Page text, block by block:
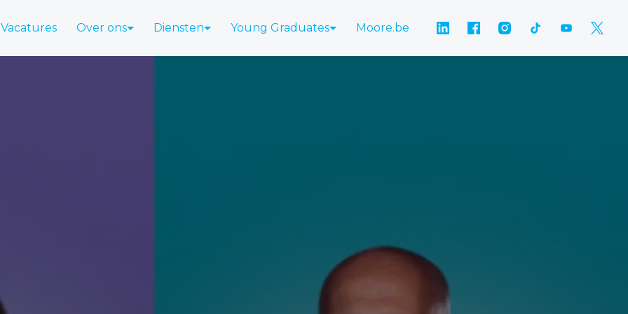
Vacatures Over ons Diensten Young Graduates Moore.be